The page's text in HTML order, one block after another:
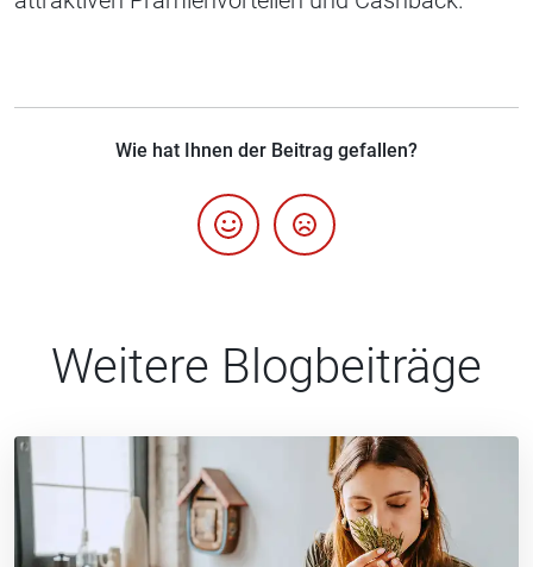
Wie hat Ihnen der Beitrag gefallen?
Weitere Blogbeiträge